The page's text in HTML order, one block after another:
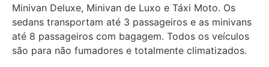
Minivan Deluxe, Minivan de Luxo e Táxi Moto. Os
sedans transportam até 3 passageiros e as minivans
até 8 passageiros com bagagem. Todos os veículos
são para não fumadores e totalmente climatizados.